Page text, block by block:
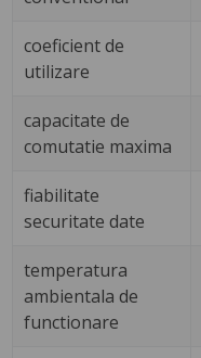
coeficient de
utilizare
capacitate de
comutatie maxima
fiabilitate
securitate date
temperatura
ambientala de
functionare